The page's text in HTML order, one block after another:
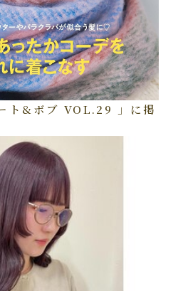
ト&ボブ VOL.29 」に掲